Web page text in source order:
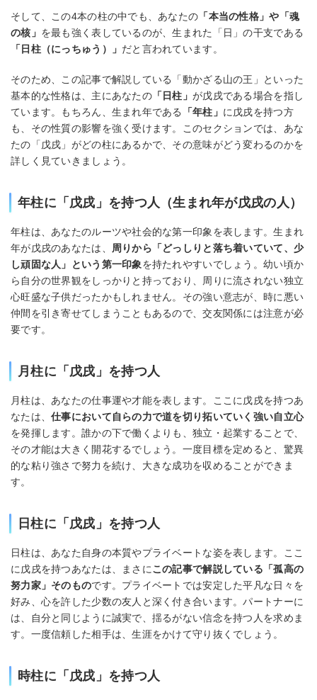
そして、この4本の柱の中でも、あなたの 「本当の性格」や「魂
の核」 を最も強く表しているのが、生まれた「日」の干支である
「日柱（にっちゅう）」 だと言われています。
そのため、この記事で解説している「動かざる山の王」といった
基本的な性格は、主にあなたの「日柱」が戊戌である場合を指し
ています。もちろん、生まれ年である
「年柱」 に戊戌を持つ方
も、その性質の影響を強く受けます。このセクションでは、あな
たの「戊戌」がどの柱にあるかで、その意味がどう変わるのかを
詳しく見ていきましょう。
年柱に「戊戌」を持つ人（生まれ年が戊戌の人）
年柱は、あなたのルーツや社会的な第一印象を表します。生まれ
年が戊戌のあなたは、 周りから「どっしりと落ち着いていて、少
し頑固な人」という第一印象を持たれやすいでしょう。幼い頃か
ら自分の世界観をしっかりと持っており、周りに流されない独立
心旺盛な子供だったかもしれません。その強い意志が、時に悪い
仲間を引き寄せてしまうこともあるので、交友関係には注意が必
要です。
月柱に「戊戌」を持つ人
月柱は、あなたの仕事運や才能を表します。ここに戊戌を持つあ
なたは、仕事において自らの力で道を切り拓いていく強い自立心
を発揮します。誰かの下で働くよりも、独立・起業することで、
その才能は大きく開花するでしょう。一度目標を定めると、驚異
的な粘り強さで努力を続け、大きな成功を収めることができま
す。
日柱に「戊戌」を持つ人
日柱は、あなた自身の本質やプライベートな姿を表します。ここ
に戊戌を持つあなたは、まさにこの記事で解説している「孤高の
努力家」そのものです。プライベートでは安定した平凡な日々を
好み、心を許した少数の友人と深く付き合います。パートナーに
は、自分と同じように誠実で、揺るがない信念を持つ人を求めま
す。一度信頼した相手は、生涯をかけて守り抜くでしょう。
時柱に「戊戌」を持つ人